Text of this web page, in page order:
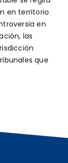
en territorio
en
las
que